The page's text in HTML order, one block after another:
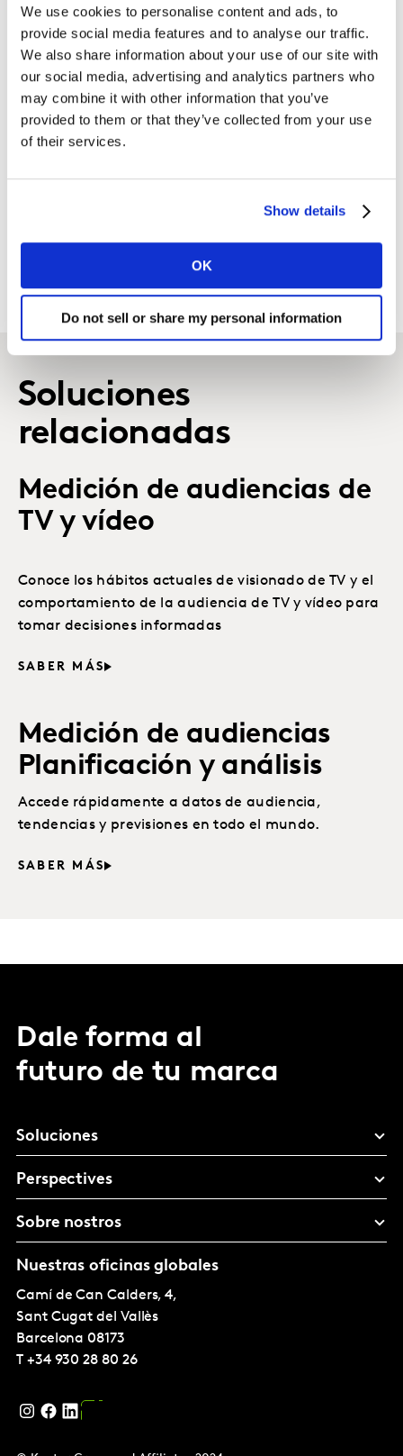
We use cookies to personalise content and ads, to
provide social media features and to analyse our traffic.
We also share information about your use of our site with
our social media, advertising and analytics partners who
may combine it with other information that you’ve
provided to them or that they’ve collected from your use
of their services.
Show details
OK
Do not sell or share my personal information
Monitoriza la conversación social
Descubre sobre qué contenido y canales se está
hablando, los trending topics y los programas más
populares en las redes.
Demuestra el valor de tu programación
Estos datos de audiencia complementan el análisis del
Soluciones
relacionadas
Medición de audiencias de
TV y vídeo
Conoce los hábitos actuales de visionado de TV y el
comportamiento de la audiencia de TV y vídeo para
tomar decisiones informadas
SABER MÁS
Medición de audiencias
Planificación y análisis
Accede rápidamente a datos de audiencia,
tendencias y previsiones en todo el mundo.
SABER MÁS
Dale forma al
futuro de tu marca
Soluciones
Perspectives
Sobre nostros
Nuestras oficinas globales
Camí de Can Calders, 4,
Sant Cugat del Vallès
Barcelona 08173
T +34 930 28 80 26